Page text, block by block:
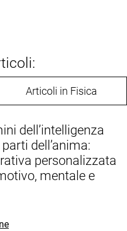
Articoli in Fisica
dell’intelligenza
dell’anima:
personalizzata
mentale e